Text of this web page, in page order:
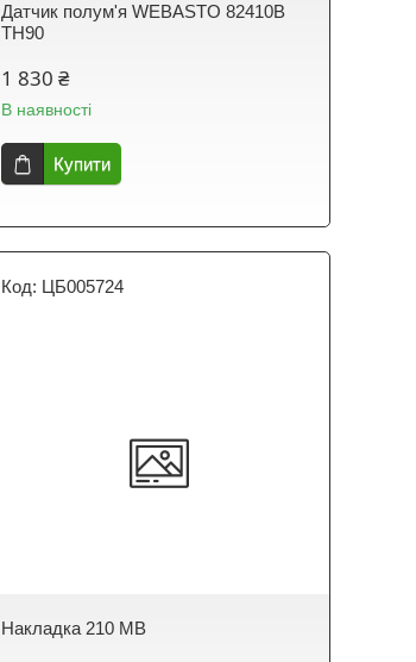
Датчик полум'я WEBASTO 82410B
TH90
1 830 ₴
В наявності
Купити
ЦБ005724
Накладка 210 MB